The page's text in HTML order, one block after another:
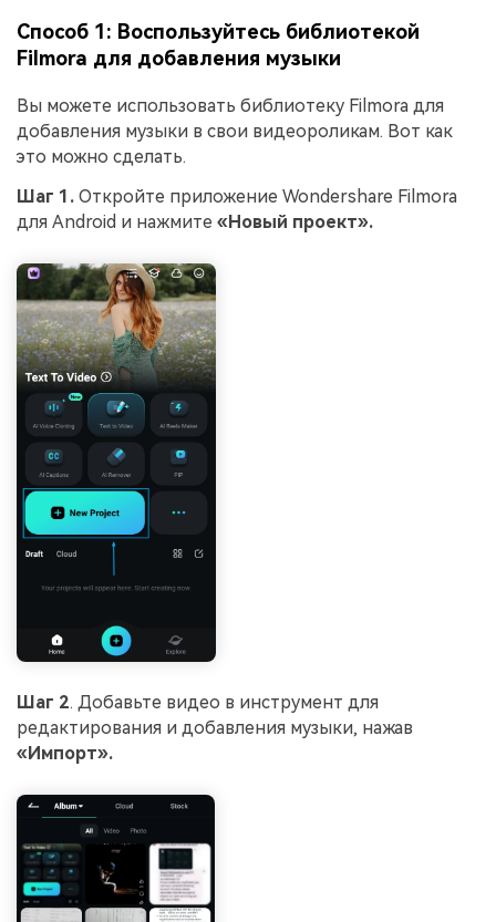
Способ 1: Воспользуйтесь библиотекой
Filmora для добавления музыки
Вы можете использовать библиотеку Filmora для
добавления музыки в свои видеороликам. Вот как
это можно сделать.
Шаг 1. Откройте приложение Wondershare Filmora
для Android и нажмите «Новый проект».
Шаг 2. Добавьте видео в инструмент для
редактирования и добавления музыки, нажав
«Импорт».